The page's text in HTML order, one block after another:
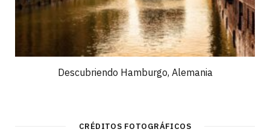
Descubriendo Hamburgo, Alemania
CRÉDITOS FOTOGRÁFICOS